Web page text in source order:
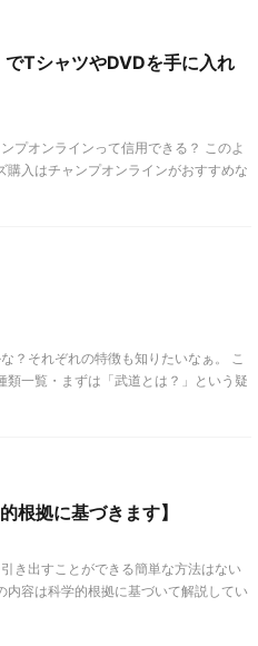
TシャツやDVDを手に入れ
プオンラインって信用できる？ このよ
購入はチャンプオンラインがおすすめな
？それぞれの特徴も知りたいなぁ。 こ
一覧・まずは「武道とは？」という疑
根拠に基づきます】
き出すことができる簡単な方法はない
容は科学的根拠に基づいて解説してい